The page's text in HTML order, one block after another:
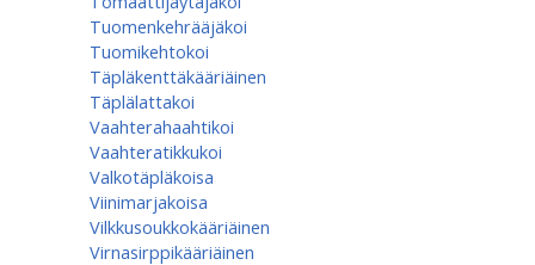
Tuomenkehrääjäkoi
Tuomikehtokoi
Täpläkenttäkääriäinen
Täplälattakoi
Vaahterahaahtikoi
Vaahteratikkukoi
Valkotäpläkoisa
Viinimarjakoisa
Vilkkusoukkokääriäinen
Virnasirppikääriäinen